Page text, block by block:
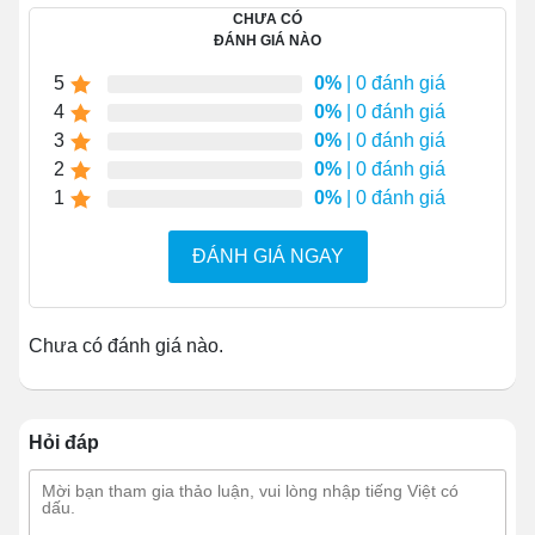
1.1 Thành nồi dày dặn cách nhiệt
thành nồi có tác dụng cách nhiệt và giảm lượng dầu mỡ
bị bắn ra khi nấu. Phần này gồm bốn cạnh được làm
bằng inox 304 nên rất dày dặn.
CHƯA CÓ
ĐÁNH GIÁ NÀO
5 0% | 0 đánh giá
4
0% | 0 đánh giá
3
0% | 0 đánh giá
2
0% | 0 đánh giá
1
0% | 0 đánh giá
ĐÁNH GIÁ NGAY
Chưa có đánh giá nào.
Hỏi đáp